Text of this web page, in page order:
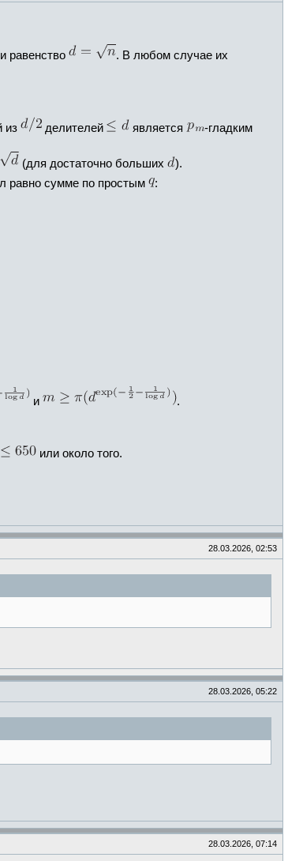
равенство
. В любом случае их
из делителей является
-гладким
(для достаточно больших
).
равно сумме по простым :
и .
или около того.
28.03.2026, 02:53
28.03.2026, 05:22
28.03.2026, 07:14